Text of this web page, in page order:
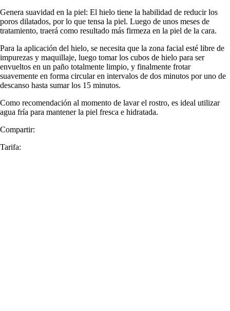
Genera suavidad en la piel: El hielo tiene la habilidad de reducir los
poros dilatados, por lo que tensa la piel. Luego de unos meses de
tratamiento, traerá como resultado más firmeza en la piel de la cara.
Para la aplicación del hielo, se necesita que la zona facial esté libre de
impurezas y maquillaje, luego tomar los cubos de hielo para ser
envueltos en un paño totalmente limpio, y finalmente frotar
suavemente en forma circular en intervalos de dos minutos por uno de
descanso hasta sumar los 15 minutos.
Como recomendación al momento de lavar el rostro, es ideal utilizar
agua fría para mantener la piel fresca e hidratada.
Compartir:
Tarifa: